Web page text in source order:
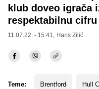
klub doveo igrača
respektabilnu cifru
11.07.22. - 15:41, Haris Zilić
Teme: Brentford Hull